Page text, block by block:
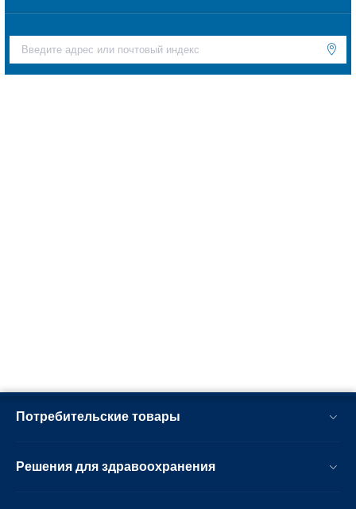
Потребительские товары
Решения для здравоохранения